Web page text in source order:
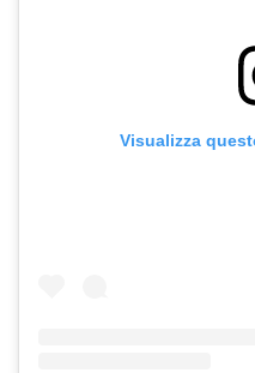
Visualizza